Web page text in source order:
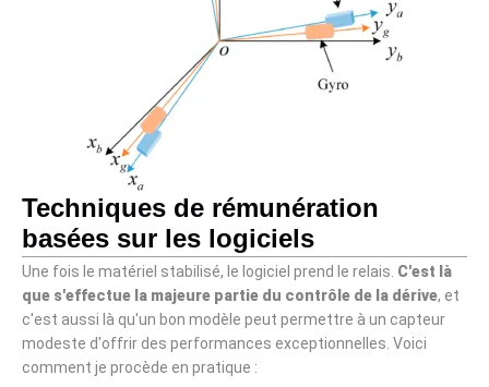
Techniques de rémunération
basées sur les logiciels
Une fois le matériel stabilisé, le logiciel prend le relais. C'est là
que s'effectue la majeure partie du contrôle de la dérive, et
c'est aussi là qu'un bon modèle peut permettre à un capteur
modeste d'offrir des performances exceptionnelles. Voici
comment je procède en pratique :